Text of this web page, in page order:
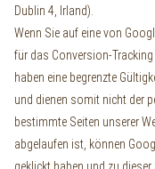
Dublin 4, Irland).
Wenn Sie auf eine von
für das Conversion-
haben eine begrenzte
und dienen somit nicht der
bestimmte Seiten unserer
abgelaufen ist, können
geklickt haben und zu